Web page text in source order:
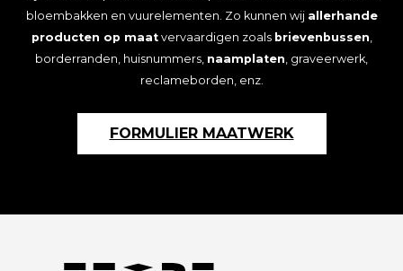
bloembakken en vuurelementen. Zo kunnen wij allerhande
producten op maatvervaardigen zoals brievenbussen
borderranden, huisnummers, naamplaten , graveerwerk,
reclameborden, enz.
FORMULIER MAATWERK